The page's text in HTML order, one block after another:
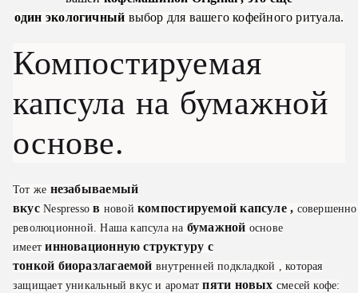
один экологичный выбор для вашего кофейного ритуала.
Компостируемая
капсула на бумажной
основе.
Тот же незабываемый
вкусNespressoв новойкомпостируемойкапсуле, совершенно
революционной.Наша капсула на бумажной основе
имеетинновационнуюструктуру с
тонкой биоразлагаемой внутренней подкладкой , которая
защищает уникальный вкус и ароматпяти новых смесей кофе: